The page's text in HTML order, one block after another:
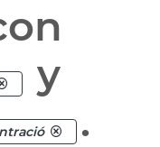
y
.